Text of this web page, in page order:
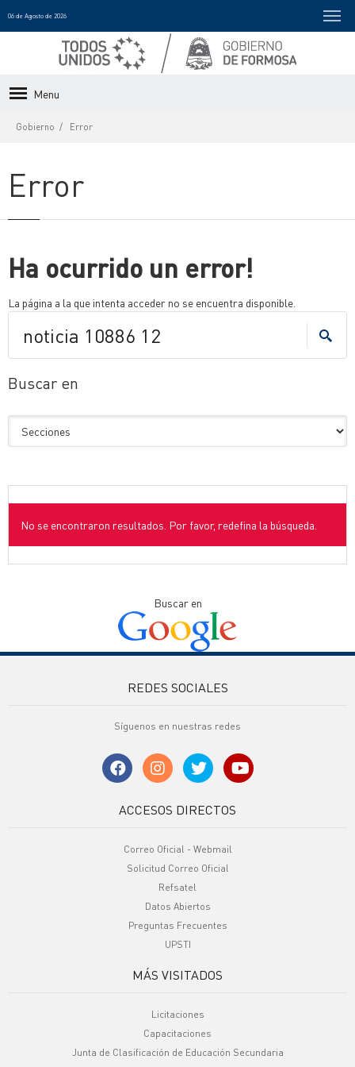
06 de Agosto de 2026
Menu
Gobierno Error
Error
Ha ocurrido un error!
La página a la que intenta acceder no se encuentra disponible.
Buscar en
No se encontraron resultados. Por favor, redefina la búsqueda.
Buscar en
REDES SOCIALES
Síguenos en nuestras redes
ACCESOS DIRECTOS
Correo Oficial - Webmail
Solicitud Correo Oficial
Refsatel
Datos Abiertos
Preguntas Frecuentes
UPSTI
MÁS VISITADOS
Licitaciones
Capacitaciones
Junta de Clasificación de Educación Secundaria